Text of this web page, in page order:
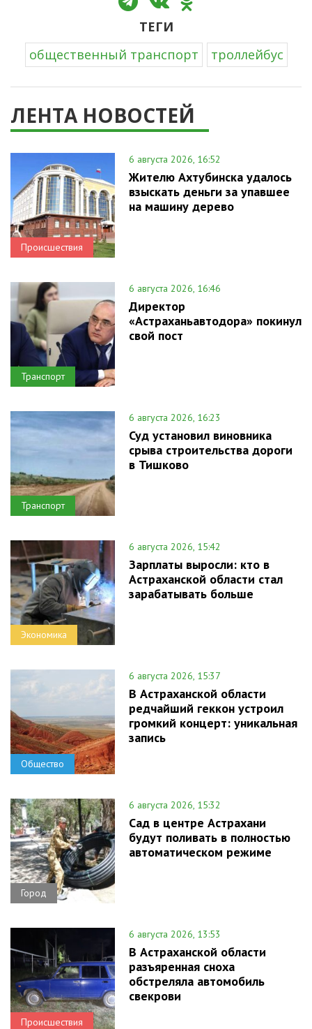
ТЕГИ
общественный транспорт
троллейбус
ЛЕНТА НОВОСТЕЙ
Происшествия
6 августа 2026, 16:52
Жителю Ахтубинска удалось
взыскать деньги за упавшее
на машину дерево
Транспорт
6 августа 2026, 16:46
Директор
«Астраханьавтодора» покинул
свой пост
Транспорт
6 августа 2026, 16:23
Суд установил виновника
срыва строительства дороги
в Тишково
Экономика
6 августа 2026, 15:42
Зарплаты выросли: кто в
Астраханской области стал
зарабатывать больше
Общество
6 августа 2026, 15:37
В Астраханской области
редчайший геккон устроил
громкий концерт: уникальная
запись
Город
6 августа 2026, 15:32
Сад в центре Астрахани
будут поливать в полностью
автоматическом режиме
Происшествия
6 августа 2026, 13:53
В Астраханской области
разъяренная сноха
обстреляла автомобиль
свекрови